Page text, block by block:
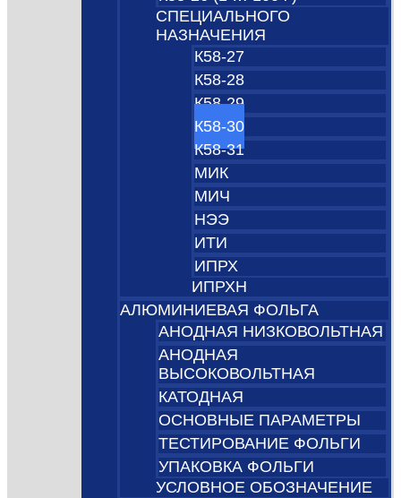
СПЕЦИАЛЬНОГО
НАЗНАЧЕНИЯ
К58-27
К58-28
К58-29
К58-30
К58-31
МИК
МИЧ
НЭЭ
ИТИ
ИПРХ
ИПРХН
АЛЮМИНИЕВАЯ ФОЛЬГА
АНОДНАЯ НИЗКОВОЛЬТНАЯ
АНОДНАЯ
ВЫСОКОВОЛЬТНАЯ
КАТОДНАЯ
ОСНОВНЫЕ ПАРАМЕТРЫ
ТЕСТИРОВАНИЕ ФОЛЬГИ
УПАКОВКА ФОЛЬГИ
УСЛОВНОЕ ОБОЗНАЧЕНИЕ